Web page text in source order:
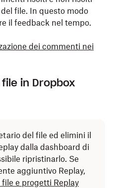
file. In questo modo
il feedback nel tempo.
dei commenti nei
in Dropbox
del file ed elimini il
dalla dashboard di
ripristinarlo. Se
aggiuntivo Replay,
e progetti Replay